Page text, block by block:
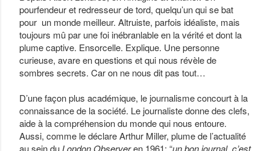
pourfendeur et redresseur de tord, quelqu’un qui se bat
pour un monde meilleur. Altruiste, parfois idéaliste, mais
toujours mû par une foi inébranlable en la vérité et dont la
plume captive. Ensorcelle. Explique. Une personne
curieuse, avare en questions et qui nous révèle de
sombres secrets. Car on ne nous dit pas tout…
D’une façon plus académique, le journalisme concourt à la
connaissance de la société. Le journaliste donne des clefs,
aide à la compréhension du monde qui nous entoure.
Aussi, comme le déclare Arthur Miller, plume de l’actualité
au sein duLondon Observeren 1961: “un bon journal, c’est